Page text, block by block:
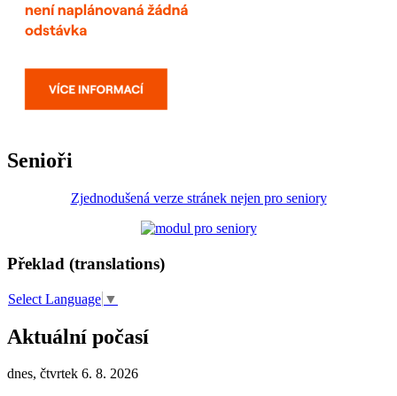
Senioři
Zjednodušená verze stránek nejen pro seniory
Překlad (translations)
Select Language ▼
Aktuální počasí
dnes, čtvrtek 6. 8. 2026